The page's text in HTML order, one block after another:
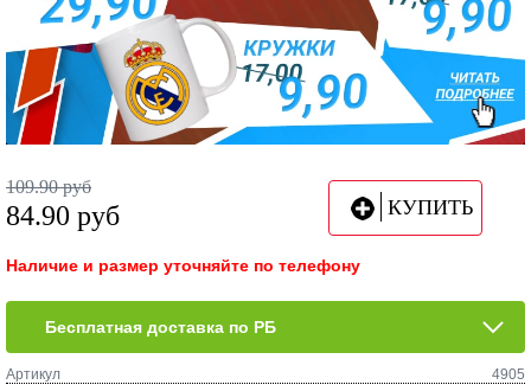
109.90 руб
84.90 руб КУПИТЬ
Наличие и размер уточняйте по телефону
Бесплатная доставка по РБ
Артикул
4905